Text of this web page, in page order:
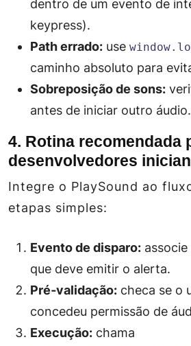
dentro de um evento de
keypress).
Path errado: use
caminho absoluto para
Sobreposição de sons:
antes de iniciar outro áudio.
4. Rotina recomendada
desenvolvedores
Integre o PlaySound ao
etapas simples:
Evento de disparo: associe
que deve emitir o alerta.
Pré‑validação: checa se o
concedeu permissão de
Execução: chama